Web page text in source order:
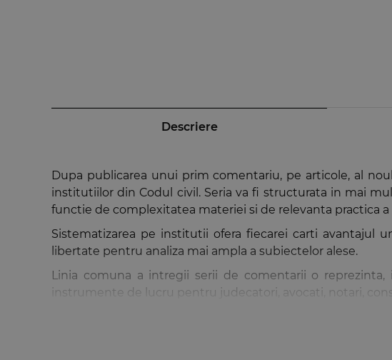
Descriere
Dupa publicarea unui prim comentariu, pe articole, al
institutiilor din Codul civil. Seria va fi structurata in mai
functie de complexitatea materiei si de relevanta practica
Sistematizarea pe institutii ofera fiecarei carti avantajul
libertate pentru analiza mai ampla a subiectelor alese.
Linia comuna a intregii serii de comentarii o
instrumente de lucru pentru judecatori, avocati, notari,